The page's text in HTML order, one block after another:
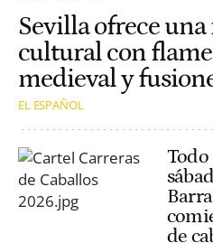
Sevilla ofrece una
cultural con
medieval y
EL ESPAÑOL
Todo
de